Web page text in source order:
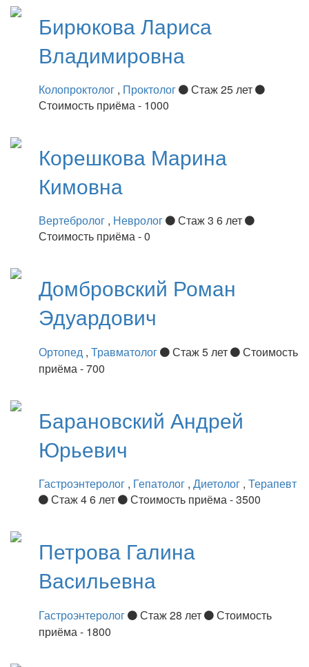
БирюковаЛариса
Владимировна
Колопроктолог , Проктолог
Стаж 25 лет
Стоимость приёма - 1000
Корешкова Марина
Кимовна
Вертебролог , Невролог
Стаж 3 6 лет
Стоимость приёма - 0
Домбровский Роман
Эдуардович
Ортопед , Травматолог Стаж 5 лет
Стоимость
приёма - 700
Барановский Андрей
Юрьевич
Гастроэнтеролог , Гепатолог , Диетолог , Терапевт
Стаж 4 6 лет
Стоимость приёма - 3500
Петрова Галина
Васильевна
Гастроэнтеролог Стаж 28 лет
Стоимость
приёма - 1800